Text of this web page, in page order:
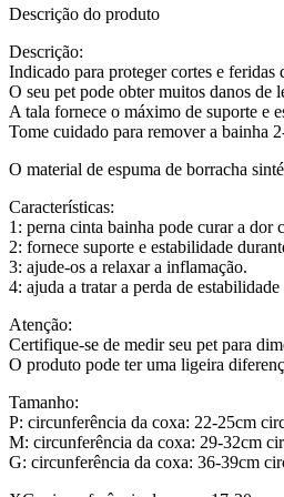
Descrição do produto
Descrição:
Indicado para proteger cortes e
O seu pet pode obter muitos danos de
A tala fornece o máximo de suporte e
Tome cuidado para remover a bainha
O material de espuma de borracha
Características:
1: perna cinta bainha pode curar a dor
2: fornece suporte e estabilidade
3: ajude-os a relaxar a inflamação.
4: ajuda a tratar a perda de
Atenção:
Certifique-se de medir seu pet para
O produto pode ter uma ligeira
Tamanho:
P: circunferência da coxa: 22-25cm
M: circunferência da coxa: 29-32cm
G: circunferência da coxa: 36-39cm